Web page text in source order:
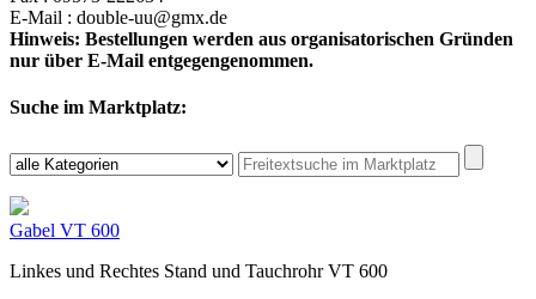
E-Mail : double-uu@gmx.de
Hinweis: Bestellungen werden aus organisatorischen Gründen
nur über E-Mail entgegengenommen.
Suche im Marktplatz:
Gabel VT 600
Linkes und Rechtes Stand und Tauchrohr VT 600